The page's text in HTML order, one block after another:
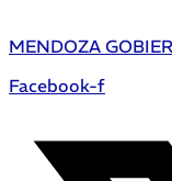
MENDOZA
Facebook-f